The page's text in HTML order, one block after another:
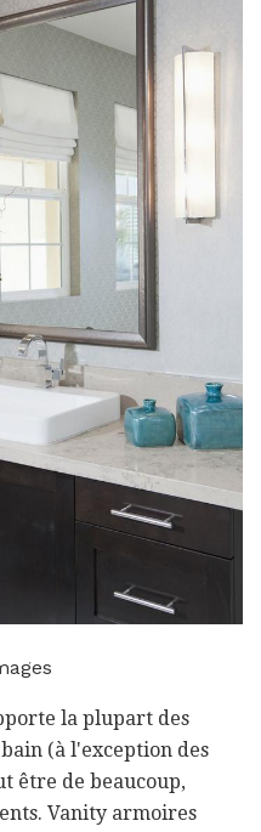
la plupart des
(à l'exception des
être de beaucoup,
Vanity armoires